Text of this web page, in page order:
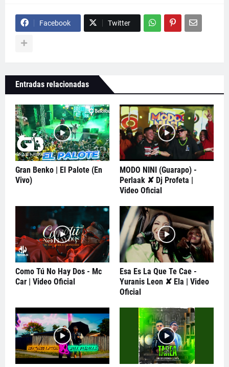
Facebook Twitter
Entradas relacionadas
Gran Benko | El Palote (En
Vivo)
MODO NINI (Guarapo) -
Perlaak ✘ Dj Profeta |
Video Oficial
Como Tú No Hay Dos - Mc
Car | Video Oficial
Esa Es La Que Te Cae -
Yuranis Leon ✘ Ela | Video
Oficial